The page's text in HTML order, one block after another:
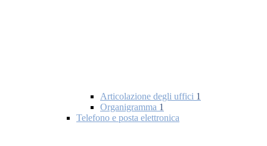
Articolazione degli uffici 1
Organigramma 1
Telefono e posta elettronica